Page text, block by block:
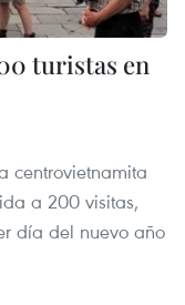
turistas en
centrovietnamita
a 200 visitas,
día del nuevo año